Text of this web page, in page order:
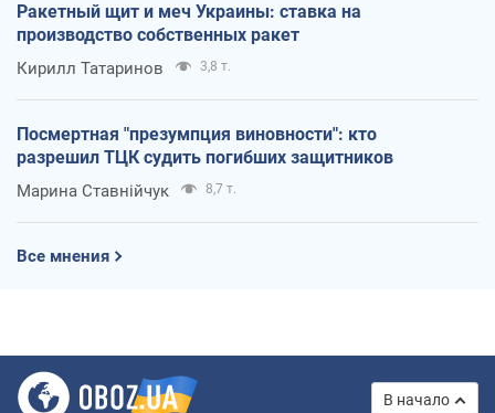
Ракетный щит и меч Украины: ставка на
производство собственных ракет
Кирилл Татаринов 3,8 т.
Посмертная "презумпция виновности": кто
разрешил ТЦК судить погибших защитников
Марина Ставнійчук 8,7 т.
Все мнения
В начало